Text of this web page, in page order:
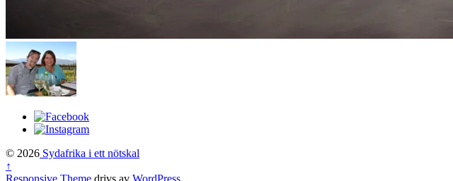
© 2026 Sydafrika i ett nötskal
↑
Responsive Theme drivs av WordPress